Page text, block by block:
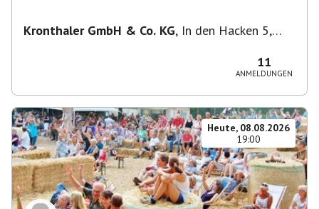
Kronthaler GmbH & Co. KG, In den Hacken 5,
11
ANMELDUNGEN
Heute, 08.08.2026
19:00